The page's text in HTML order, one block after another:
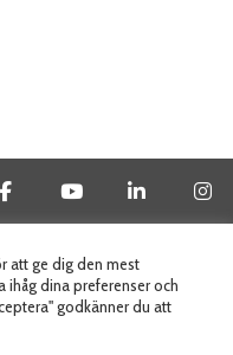
Reserved
att ge dig den mest
dina preferenser och
godkänner du att